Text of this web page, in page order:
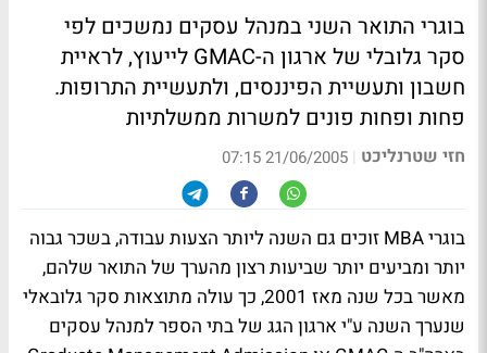
בוגרי התואר השני במנהל עסקים נמשכים לפי
סקר גלובלי של ארגון ה-GMAC לייעוץ, לראיית
חשבון ותעשיית הפיננסים, ולתעשיית התרופות.
פחות ופחות פונים למשרות ממשלתיות
חזי שטרנליכט |
21/06/2005 07:15
בוגרי MBA זוכים גם השנה ליותר הצעות עבודה, בשכר גבוה
יותר ומביעים יותר שביעות רצון מהערך של התואר שלהם,
מאשר בכל שנה מאז 2001, כך עולה מתוצאות סקר גלובאלי
שנערך השנה ע"י ארגון הגג של בתי הספר למנהל עסקים